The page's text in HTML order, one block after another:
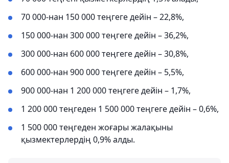
70 000-нан 150 000 теңгеге дейін – 22,8%,
150 000-нан 300 000 теңгеге дейін – 36,2%,
300 000-нан 600 000 теңгеге дейін – 30,8%,
600 000-нан 900 000 теңгеге дейін – 5,5%,
900 000-нан 1 200 000 теңгеге дейін – 1,7%,
1 200 000 теңгеден 1 500 000 теңгеге дейін – 0,6%,
1 500 000 теңгеден жоғары жалақыны
қызмектерлердің 0,9% алды.